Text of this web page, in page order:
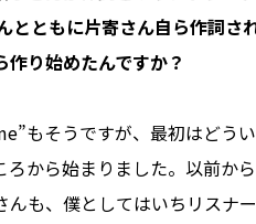
ともに片寄さん自ら作詞さ
り始めたんですか？
もそうですが、最初はどう
ろから始まりました。以前
も、僕としてはいちリスナ